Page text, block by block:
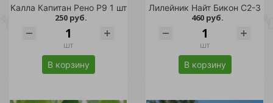
Калла Капитан Рено Р9 1 шт
250 руб.
шт
В корзину
Лилейник Найт Бикон С2-3
460 руб.
шт
В корзину